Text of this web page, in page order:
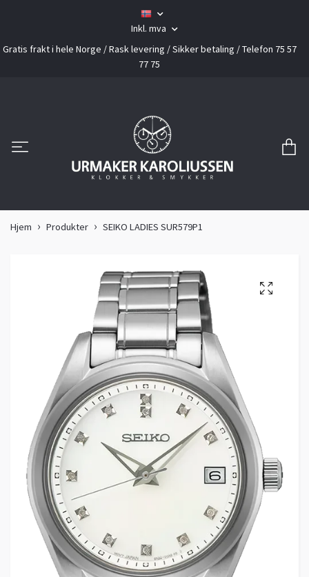
Inkl. mva
Gratis frakt i hele Norge / Rask levering / Sikker betaling / Telefon 75 57
77 75
Hjem Produkter SEIKO LADIES SUR579P1